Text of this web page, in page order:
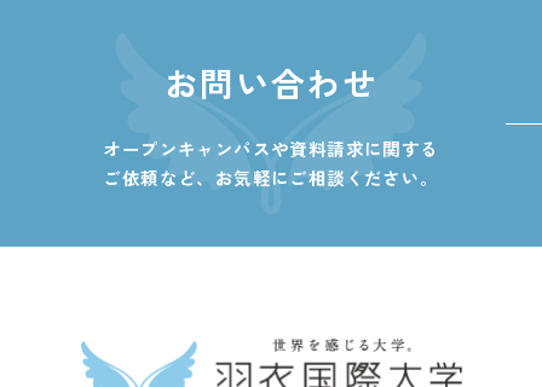
お問い合わせ
オープンキャンパスや資料請求に関する
ご依頼など、 お気軽にご相談ください。